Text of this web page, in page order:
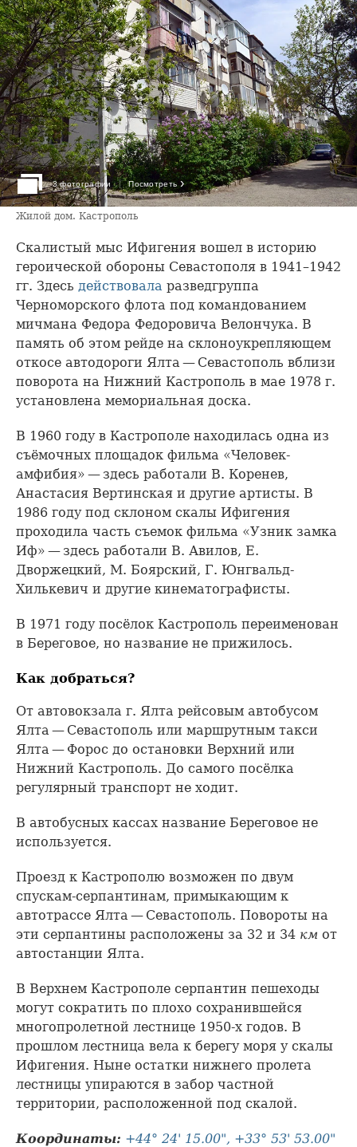
3 фотографии Посмотреть ›
Жилой дом. Кастрополь
Скалистый мыс Ифигения вошел в историю
героической обороны Севастополя в 1941–1942
гг. Здесь действовала разведгруппа
Черноморского флота под командованием
мичмана Федора Федоровича Велончука. В
память об этом рейде на склоноукрепляющем
откосе автодороги Ялта — Севастополь вблизи
поворота на Нижний Кастрополь в мае 1978 г.
установлена мемориальная доска.
В 1960 году в Кастрополе находилась одна из
съёмочных площадок фильма «Человек-
амфибия» — здесь работали В. Коренев,
Анастасия Вертинская и другие артиcты. В
1986 году под склоном скалы Ифигения
проходила часть съемок фильма «Узник замка
Иф» — здесь работали В. Авилов, Е.
Дворжецкий, М. Боярский, Г. Юнгвальд-
Хилькевич и другие кинематографисты.
В 1971 году посёлок Кастрополь переименован
в Береговое, но название не прижилось.
Как добраться?
От автовокзала г. Ялта рейсовым автобусом
Ялта — Севастополь или маршрутным такси
Ялта — Форос до остановки Верхний или
Нижний Кастрополь. До самого посёлка
регулярный транспорт не ходит.
В автобусных кассах название Береговое не
используется.
Проезд к Кастрополю возможен по двум
спускам-серпантинам, примыкающим к
автотрассе Ялта — Севастополь. Повороты на
эти серпантины расположены за 32 и 34 км от
автостанции Ялта.
В Верхнем Кастрополе серпантин пешеходы
могут сократить по плохо сохранившейся
многопролетной лестнице 1950-х годов. В
прошлом лестница вела к берегу моря у скалы
Ифигения. Ныне остатки нижнего пролета
лестницы упираются в забор частной
территории, расположенной под скалой.
Координаты: +44° 24' 15.00", +33° 53' 53.00"